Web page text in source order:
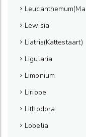
Lewisia
Liatris(Kattestaart)
Ligularia
Limonium
Liriope
Lithodora
Lobelia